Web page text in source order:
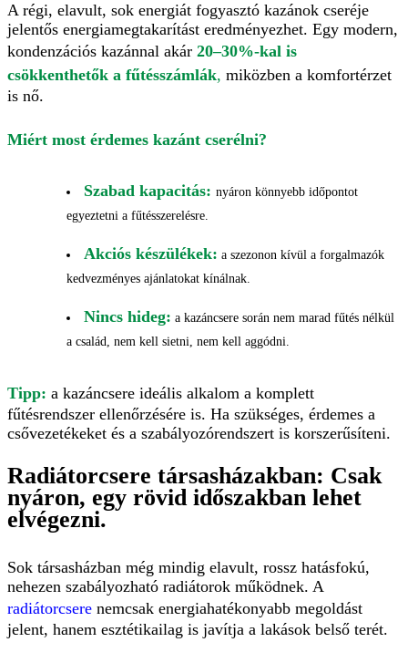
A régi, elavult, sok energiát fogyasztó kazánok cseréje
jelentős energiamegtakarítást eredményezhet. Egy modern,
kondenzációs kazánnal akár 20–30%-kal is
csökkenthetők a fűtésszámlák, miközben a komfortérzet
is nő.
Miért most érdemes kazánt cserélni?
Szabad kapacitás: nyáron könnyebb időpontot
egyeztetni a fűtésszerelésre.
Akciós készülékek: a szezonon kívül a forgalmazók
kedvezményes ajánlatokat kínálnak.
Nincs hideg: a kazáncsere során nem marad fűtés nélkül
a család, nem kell sietni, nem kell aggódni.
Tipp: a kazáncsere ideális alkalom a komplett
fűtésrendszer ellenőrzésére is. Ha szükséges, érdemes a
csővezetékeket és a szabályozórendszert is korszerűsíteni.
Radiátorcsere társasházakban: Csak
nyáron, egy rövid időszakban lehet
elvégezni.
Sok társasházban még mindig elavult, rossz hatásfokú,
nehezen szabályozható radiátorok működnek. A
radiátorcsere nemcsak energiahatékonyabb megoldást
jelent, hanem esztétikailag is javítja a lakások belső terét.